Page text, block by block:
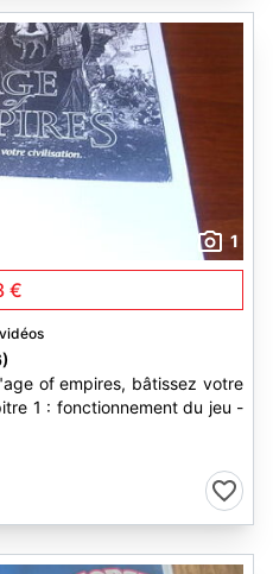
1
€
of empires, bâtissez votre
1 : fonctionnement du jeu -